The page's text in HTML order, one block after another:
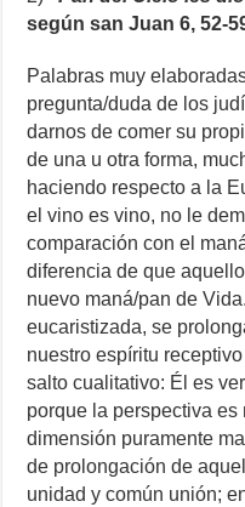
según san Juan 6, 52-
Palabras muy
pregunta/duda de los
darnos de comer su
de una u otra forma,
haciendo respecto a la
el vino es vino, no le
comparación con el
diferencia de que
nuevo maná/pan de
eucaristizada, se
nuestro espíritu
salto cualitativo: Él es
porque la perspectiva es
dimensión puramente
de prolongación de
unidad y común unión;